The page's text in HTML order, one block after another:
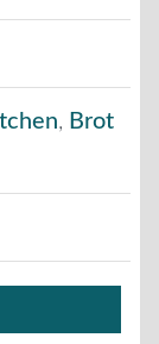
, Brot